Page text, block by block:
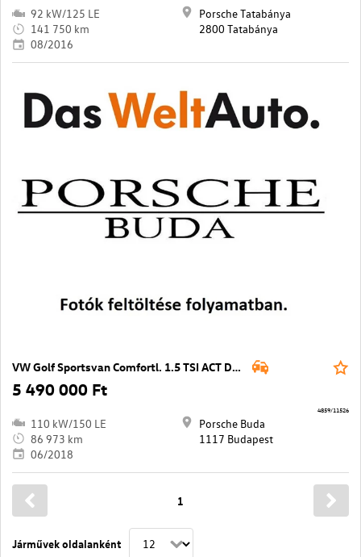
92 kW/125 LE
141 750 km
08/2016
Porsche Tatabánya
2800 Tatabánya
VW Golf Sportsvan Comfortl. 1.5 TSI ACT DSG
5 490 000 Ft
110 kW/150 LE
86 973 km
06/2018
Porsche Buda
1117 Budapest
4859/11526
Járművek oldalanként
1